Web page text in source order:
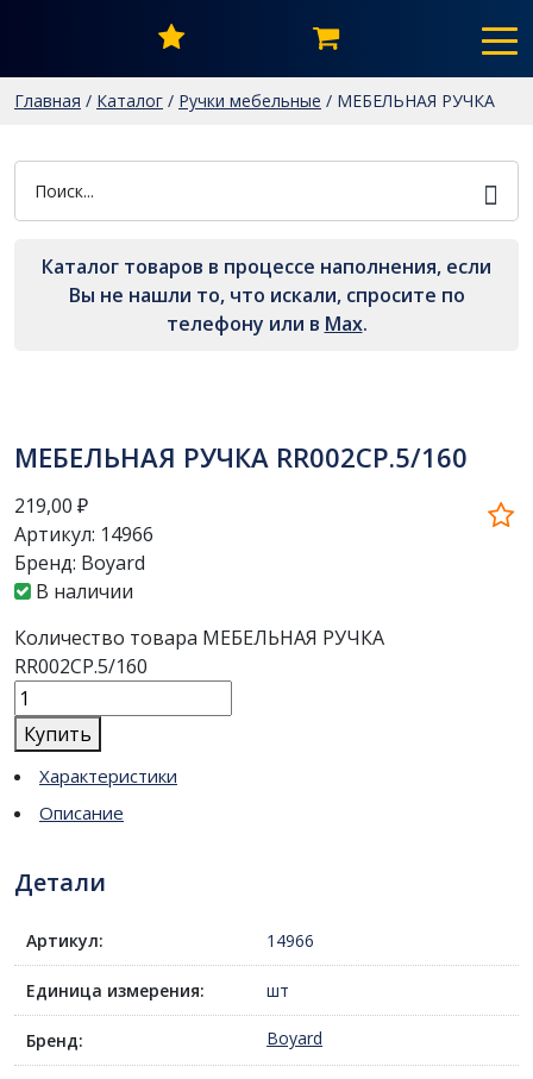
Главная / Каталог / Ручки мебельные / МЕБЕЛЬНАЯ РУЧКА
Каталог товаров в процессе наполнения, если
Вы не нашли то, что искали, спросите по
телефону или в Мах.
МЕБЕЛЬНАЯ РУЧКА RR002CP.5/160
219,00 ₽
Артикул: 14966
Бренд: Boyard
В наличии
Количество товара МЕБЕЛЬНАЯ РУЧКА
RR002CP.5/160
Купить
Характеристики
Описание
Детали
Артикул: 14966
Единица измерения: шт
Бренд: Boyard